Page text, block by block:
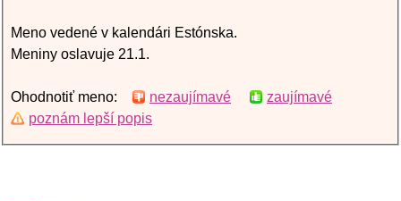
Meno vedené v kalendári Estónska.
Meniny oslavuje 21.1.
Ohodnotiť meno: nezaujímavé
zaujímavé
poznám lepší popis